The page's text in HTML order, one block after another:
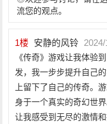
流您的观点。
1楼 安静的风铃
《传奇》游戏让我体验
发，我一步步提升自己
上留下了自己的传奇。
身于一个真实的奇幻世
让我感受到无尽的激情